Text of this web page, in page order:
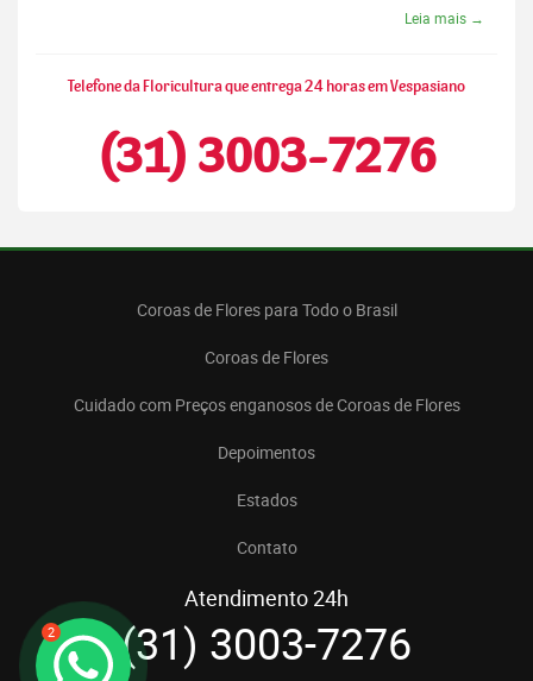
2
Leia mais →
Telefone da Floricultura que entrega 24 horas em Vespasiano
(31) 3003-7276
Coroas de Flores para Todo o Brasil
Coroas de Flores
Cuidado com Preços enganosos de Coroas de Flores
Depoimentos
Estados
Contato
Atendimento 24h
(31) 3003-7276